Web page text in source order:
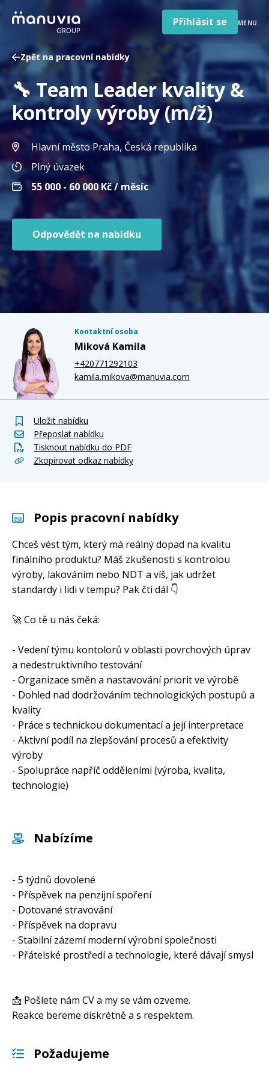
Poradna a články
Pro firmy a zaměstnavatele
O nás
Čeština
Jazyk
Česká republika
Země
/
region
Přihlásit se MENU
Zpět na pracovní nabídky
🔧 Team Leader kvality &
kontroly výroby (m/ž)
Hlavní město Praha, Česká republika
Plný úvazek
55 000 - 60 000Kč / měsíc
Odpovědět na nabídku
Kontaktní osoba
Miková Kamila
+420771292103
kamila.mikova@manuvia.com
Uložit nabídku
Přeposlat nabídku
Tisknout nabídku do PDF
Zkopírovat odkaz nabídky
Popis pracovní nabídky
Chceš vést tým, který má reálný dopad na kvalitu
finálního produktu? Máš zkušenosti s kontrolou
výroby, lakováním nebo NDT a víš, jak udržet
standardy i lidi v tempu? Pak čti dál 👇
🚀 Co tě u nás čeká:
- Vedení týmu kontolorů v oblasti povrchových úprav
a nedestruktivního testování
- Organizace směn a nastavování priorit ve výrobě
- Dohled nad dodržováním technologických postupů a
kvality
- Práce s technickou dokumentací a její interpretace
- Aktivní podíl na zlepšování procesů a efektivity
výroby
- Spolupráce napříč odděleními (výroba, kvalita,
technologie)
Nabízíme
- 5 týdnů dovolené
- Příspěvek na penzijní spoření
- Dotované stravování
- Příspěvek na dopravu
- Stabilní zázemí moderní výrobní společnosti
- Přátelské prostředí a technologie, které dávají smysl
📩 Pošlete nám CV a my se vám ozveme.
Reakce bereme diskrétně a s respektem.
Požadujeme